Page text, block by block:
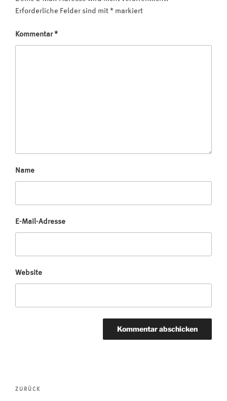
Erforderliche Felder sind mit * markiert
Kommentar*
Name
E-Mail-Adresse
Website
Beitragsnavigation
Vorheriger
ZURÜCK